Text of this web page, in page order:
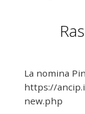
La nomina
https://
new.php